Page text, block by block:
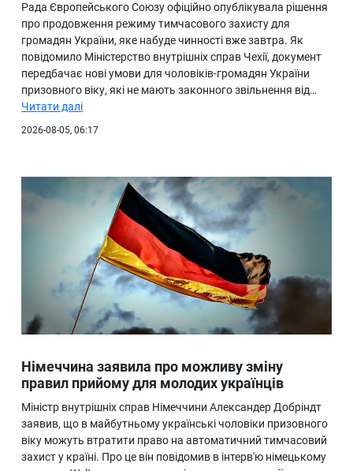
Рада Європейського Союзу офіційно опублікувала рішення
про продовження режиму тимчасового захисту для
громадян України, яке набуде чинності вже завтра. Як
повідомило Міністерство внутрішніх справ Чехії, документ
передбачає нові умови для чоловіків-громадян України
призовного віку, які не мають законного звільнення від…
Читати далі
2026-08-05, 06:17
Німеччина заявила про можливу зміну
правил прийому для молодих українців
Міністр внутрішніх справ Німеччини Александер Добріндт
заявив, що в майбутньому українські чоловіки призовного
віку можуть втратити право на автоматичний тимчасовий
захист у країні. Про це він повідомив в інтерв'ю німецькому